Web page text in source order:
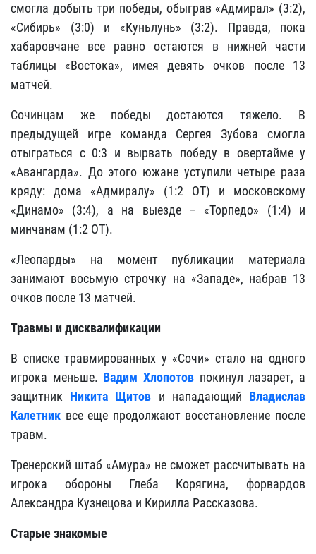
смогла добыть три победы, обыграв «Адмирал» (3:2),
«Сибирь» (3:0) и «Куньлунь» (3:2). Правда, пока
хабаровчане все равно остаются в нижней части
таблицы «Востока», имея девять очков после 13
матчей.
Сочинцам же победы достаются тяжело. В
предыдущей игре команда Сергея Зубова смогла
отыграться с 0:3 и вырвать победу в овертайме у
«Авангарда». До этого южане уступили четыре раза
кряду: дома «Адмиралу» (1:2 ОТ) и московскому
«Динамо» (3:4), а на выезде – «Торпедо» (1:4) и
минчанам (1:2 ОТ).
«Леопарды» на момент публикации материала
занимают восьмую строчку на «Западе», набрав 13
очков после 13 матчей.
Травмы и дисквалификации
В списке травмированных у «Сочи» стало на одного
игрока меньше. Вадим Хлопотов покинул лазарет, а
защитник Никита Щитов и нападающий Владислав
Калетник все еще продолжают восстановление после
травм.
Тренерский штаб «Амура» не сможет рассчитывать на
игрока обороны Глеба Корягина, форвардов
Александра Кузнецова и Кирилла Рассказова.
Старые знакомые